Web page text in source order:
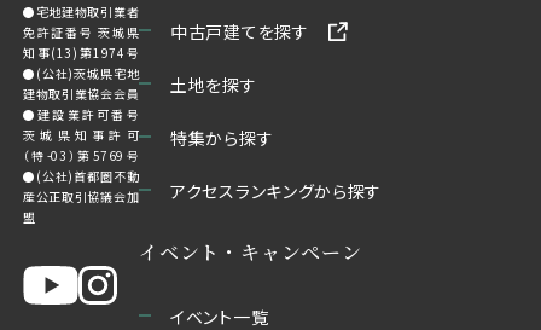
●宅地建物取引業者
免許証番号 茨城県
知事(13)第1974号
●(公社)茨城県宅地
建物取引業協会会員
●建設業許可番号
茨城県知事許可
（特-03）第5769号
●(公社)首都圏不動
産公正取引協議会加
盟
中古戸建てを探す
土地を探す
特集から探す
アクセスランキングから探す
イベント・キャンペーン
イベント一覧